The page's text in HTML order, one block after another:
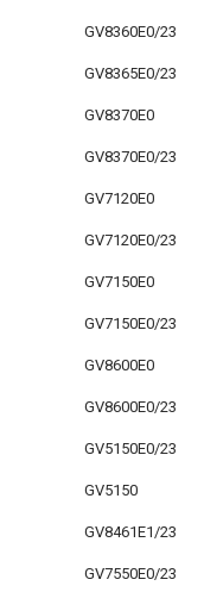
GV8360E0/23
GV8365E0/23
GV8370E0
GV8370E0/23
GV7120E0
GV7120E0/23
GV7150E0
GV7150E0/23
GV8600E0
GV8600E0/23
GV5150E0/23
GV5150
GV8461E1/23
GV7550E0/23